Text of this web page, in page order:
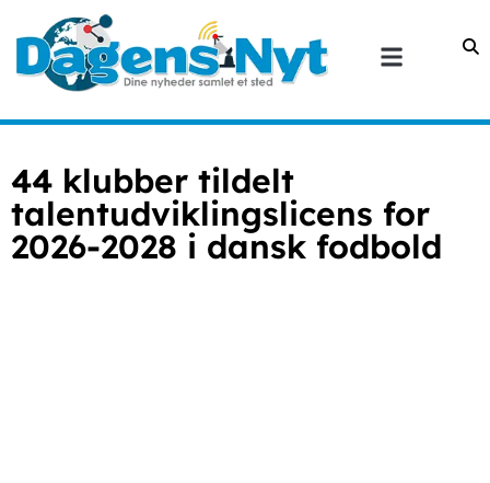
44 klubber tildelt
talentudviklingslicens for
2026-2028 i dansk fodbold